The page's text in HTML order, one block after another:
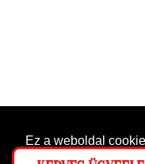
Ez a weboldal
lehető legjobb